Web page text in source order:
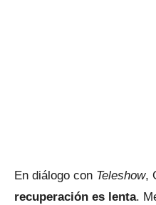
En diálogo con Teleshow,
recuperación es lenta.